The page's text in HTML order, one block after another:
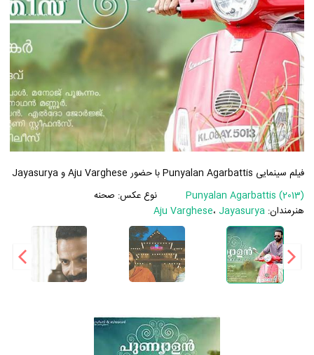
فیلم سینمایی Punyalan Agarbattis با حضور Aju Varghese و Jayasurya
Punyalan Agarbattis (2013)
نوع عکس: صحنه
هنرمندان:
Aju Varghese، Jayasurya